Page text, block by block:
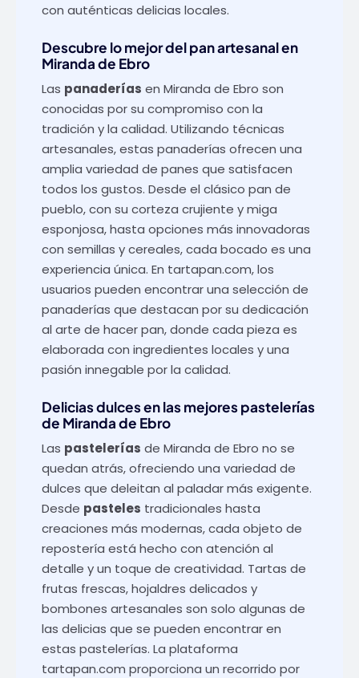
con auténticas delicias locales.
Descubre lo mejor del pan artesanal en
Miranda de Ebro
Las panaderías en Miranda de Ebro son
conocidas por su compromiso con la
tradición y la calidad. Utilizando técnicas
artesanales, estas panaderías ofrecen una
amplia variedad de panes que satisfacen
todos los gustos. Desde el clásico pan de
pueblo, con su corteza crujiente y miga
esponjosa, hasta opciones más innovadoras
con semillas y cereales, cada bocado es una
experiencia única. En tartapan.com, los
usuarios pueden encontrar una selección de
panaderías que destacan por su dedicación
al arte de hacer pan, donde cada pieza es
elaborada con ingredientes locales y una
pasión innegable por la calidad.
Delicias dulces en las mejores pastelerías
de Miranda de Ebro
Las pastelerías de Miranda de Ebro no se
quedan atrás, ofreciendo una variedad de
dulces que deleitan al paladar más exigente.
Desde pasteles tradicionales hasta
creaciones más modernas, cada objeto de
repostería está hecho con atención al
detalle y un toque de creatividad. Tartas de
frutas frescas, hojaldres delicados y
bombones artesanales son solo algunas de
las delicias que se pueden encontrar en
estas pastelerías. La plataforma
tartapan.com proporciona un recorrido por